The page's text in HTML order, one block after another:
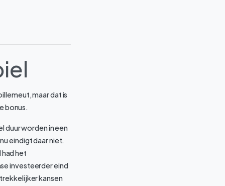
maar dat is
bonus.
duur worden in een
eindigt daar niet.
had het
investeerder eind
kansen